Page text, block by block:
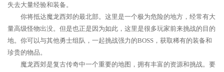
失去大量经验和装备。
你将抵达魔龙西郊的最北部。这里是一个极为危险的地方，经常有大
量高级怪物出没。但是也正是因为如此，这里是很多玩家前来挑战的目的
地。你可以与其他勇士组队，一起挑战强力的BOSS，获取稀有的装备和
珍贵的物品。
魔龙西郊是复古传奇中一个重要的地图，拥有丰富的资源和挑战。要